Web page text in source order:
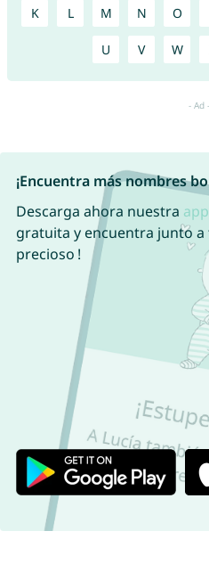
K L M N O
U V W
¡Encuentra más nombres
Descarga ahora nuestra
gratuita y encuentra junto
precioso !